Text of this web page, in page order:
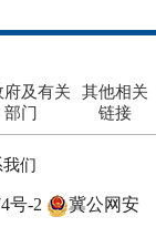
府及有关
部门
其他相关
链接
们
号-2 冀公网安